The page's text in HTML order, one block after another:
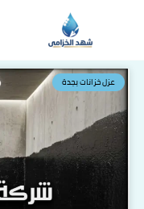
عزل خزانات بجدة